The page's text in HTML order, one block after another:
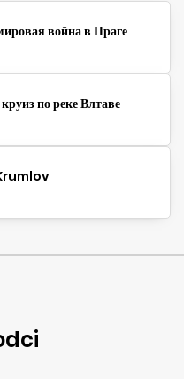
война в Праге
по реке Влтаве